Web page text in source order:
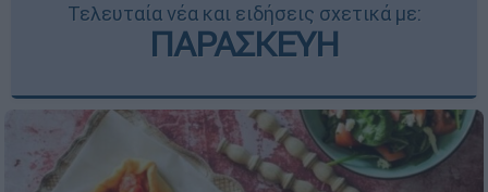
Τελευταία νέα και ειδήσεις σχετικά με:
ΠΑΡΑΣΚΕΥΗ